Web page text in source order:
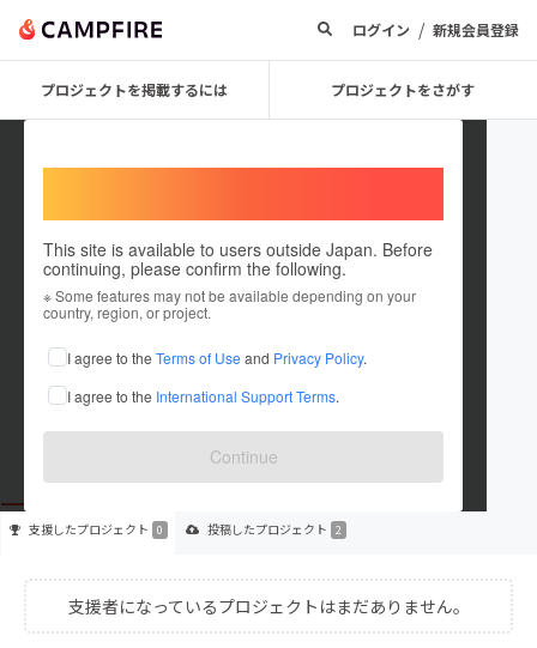
ログイン / 新規会員登録
プロジェクトを掲載するには プロジェクトをさがす
This site is available to users outside Japan. Before
continuing, please confirm the following.
※ Some features may not be available depending on your
country, region, or project.
I agree to the Terms of Use and Privacy Policy.
I agree to the International Support Terms.
Continue
mco
これまでに2件のプロジェクトを投稿しています
在住国：未設定
出身国：未設定
支援したプロジェクト 0 投稿したプロジェクト 2
支援者になっているプロジェクトはまだありません。